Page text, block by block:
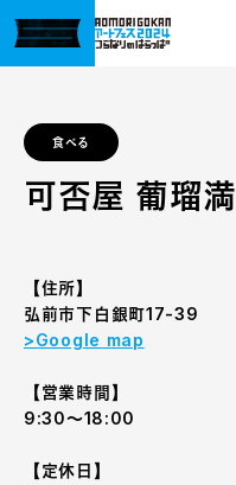
食べる
可否屋 葡瑠満
【住所】
弘前市下白銀町17-39
>Google map
【営業時間】
9:30〜18:00
【定休日】